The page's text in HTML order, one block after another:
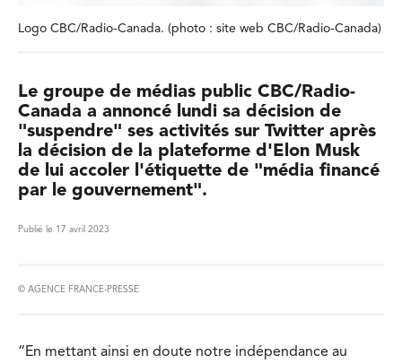
Logo CBC/Radio-Canada. (photo : site web CBC/Radio-Canada)
Le groupe de médias public CBC/Radio-
Canada a annoncé lundi sa décision de
"suspendre" ses activités sur Twitter après
la décision de la plateforme d'Elon Musk
de lui accoler l'étiquette de "média financé
par le gouvernement".
Publié le 17 avril 2023
© AGENCE FRANCE-PRESSE
“En mettant ainsi en doute notre indépendance au